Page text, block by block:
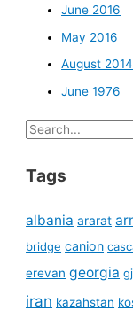
June 2016
May 2016
August 2014
June 1976
Search
Tags
albania ararat
bridge canion
erevan georgia
iran kazahstan